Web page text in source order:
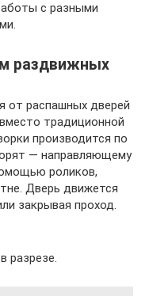
с разными
раздвижных
от распашных дверей
традиционной
производится по
— направляющему
роликов,
Дверь движется
закрывая проход.
разрезе.